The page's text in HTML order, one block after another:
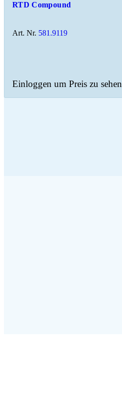
RTD Compound
Art. Nr. 581.9119
Einloggen um Preis zu sehen